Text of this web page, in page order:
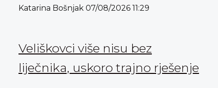
Katarina Bošnjak 07/08/2026 11:29
Veliškovci više nisu bez
liječnika, uskoro trajno rješenje